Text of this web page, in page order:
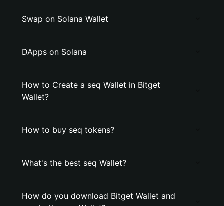
Swap on Solana Wallet
DApps on Solana
How to Create a seq Wallet in Bitget
Wallet?
How to buy seq tokens?
What's the best seq Wallet?
How do you download Bitget Wallet and